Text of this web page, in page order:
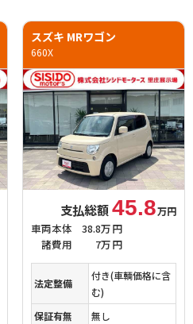
スズキ MRワゴン
660X
支払総額45.8万円
車両本体
38.8万円
諸費用
7万円
法定整備
付き(車輌価格に含
む)
保証有無
無し